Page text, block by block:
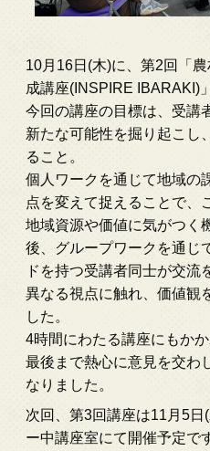
10月16日(木)に、第2回「
成講座(INSPIRE IBARAKI)
今回の講座の目標は、受講
新たな可能性を掘り起こし
ること。
個人ワークを通じて地域の
点を変えて捉えることで、
地域資源や価値に気がつく
後、グループワークを通じ
ドを持つ受講者同士が交流
異なる視点に触れ、価値観
した。
4時間にわたる講座にもか
最後まで熱心に意見を交わ
なりました。
次回、第3回講座は11月5日
ー中講座室にて開催予定で